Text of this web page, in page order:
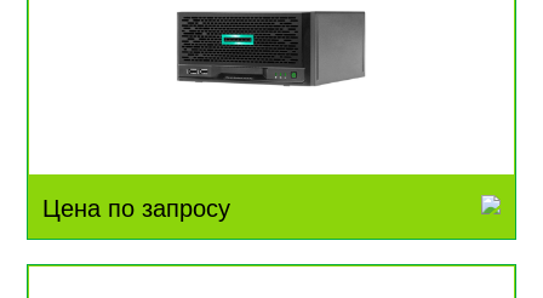
Цена по запросу